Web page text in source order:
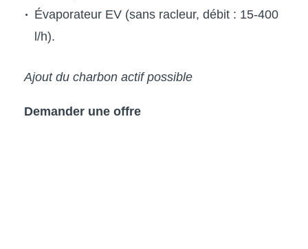
Évaporateur EV (sans racleur, débit : 15-400
l/h).
Ajout du charbon actif possible
Demander une offre